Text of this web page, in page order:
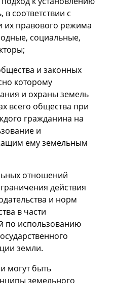
соответствии с
их правового режима
социальные,
и законных
которому
и охраны земель
всего общества при
гражданина на
и
ему земельным
отношений
действия
и норм
в части
по использованию
земли.
могут быть
земельного